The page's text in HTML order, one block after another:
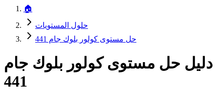
🏠
حلول المستويات
حل مستوى كولور بلوك جام 441
دليل حل مستوى كولور بلوك جام
441